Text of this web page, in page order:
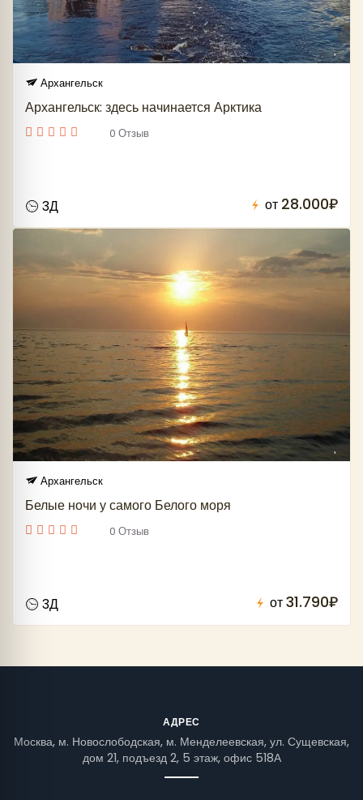
Архангельск
Архангельск: здесь начинается Арктика
0 Отзыв
3Д от 28.000₽
Архангельск
Белые ночи у самого Белого моря
0 Отзыв
3Д от31.790₽
АДРЕС
Москва, м. Новослободская, м. Менделеевская, ул. Сущевская,
дом 21, подъезд 2, 5 этаж, офис 518А